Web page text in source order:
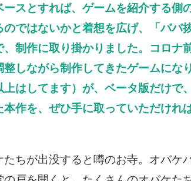
スとすれば、ゲームを紹介する側
ではないかと着想を広げ、「ババ
制作に取り掛かりました。コロナ
しながら制作してきたゲームにな
はしてます）が、ベータ版だけで
作を、ぜひ手に取っていただけれ
ちが出没すると噂のお寺。オバケ